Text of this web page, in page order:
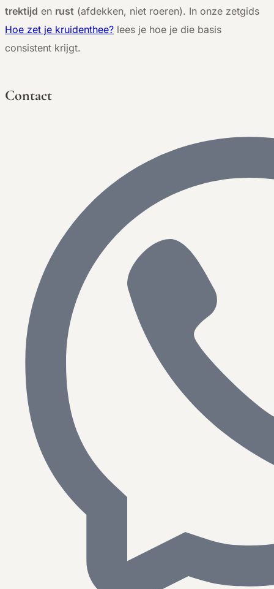
trektijd en rust (afdekken, niet roeren). In onze zetgids
Hoe zet je kruidenthee? lees je hoe je die basis
consistent krijgt.
Contact